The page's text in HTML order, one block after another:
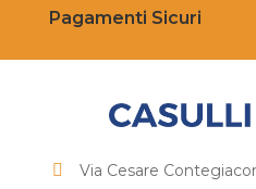
Pagamenti Sicuri
Via Cesare